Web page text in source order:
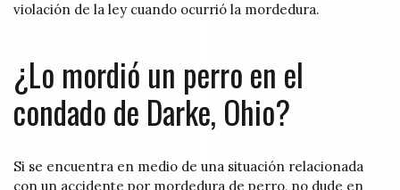
violación de la ley cuando ocurrió la mordedura.
¿Lo mordió un perro en el
condado de Darke, Ohio?
Si se encuentra en medio de una situación relacionada
con un accidente por mordedura de perro, no dude en